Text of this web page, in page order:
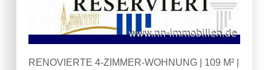
RENOVIERTE 4-ZIMMER-WOHNUNG | 109 M² |